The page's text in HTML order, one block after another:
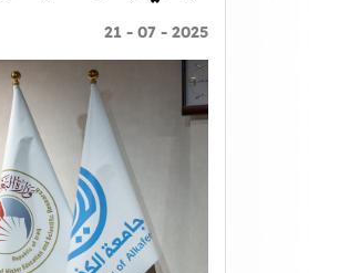
2025 - 07 - 21